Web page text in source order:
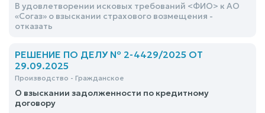
В удовлетворении исковых требований <ФИО> к АО
«Согаз» о взыскании страхового возмещения -
отказать
РЕШЕНИЕ ПО ДЕЛУ № 2-4429/2025 ОТ
29.09.2025
Производство - Гражданское
О взыскании задолженности по кредитному
договору